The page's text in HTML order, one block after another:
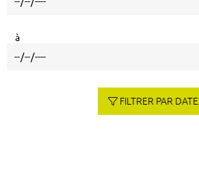
à
FILTRER PAR DATE